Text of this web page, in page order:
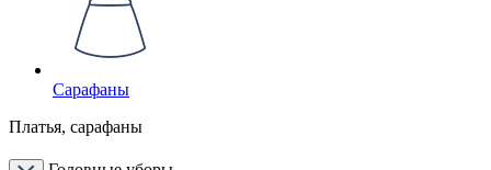
Сарафаны
Платья, сарафаны